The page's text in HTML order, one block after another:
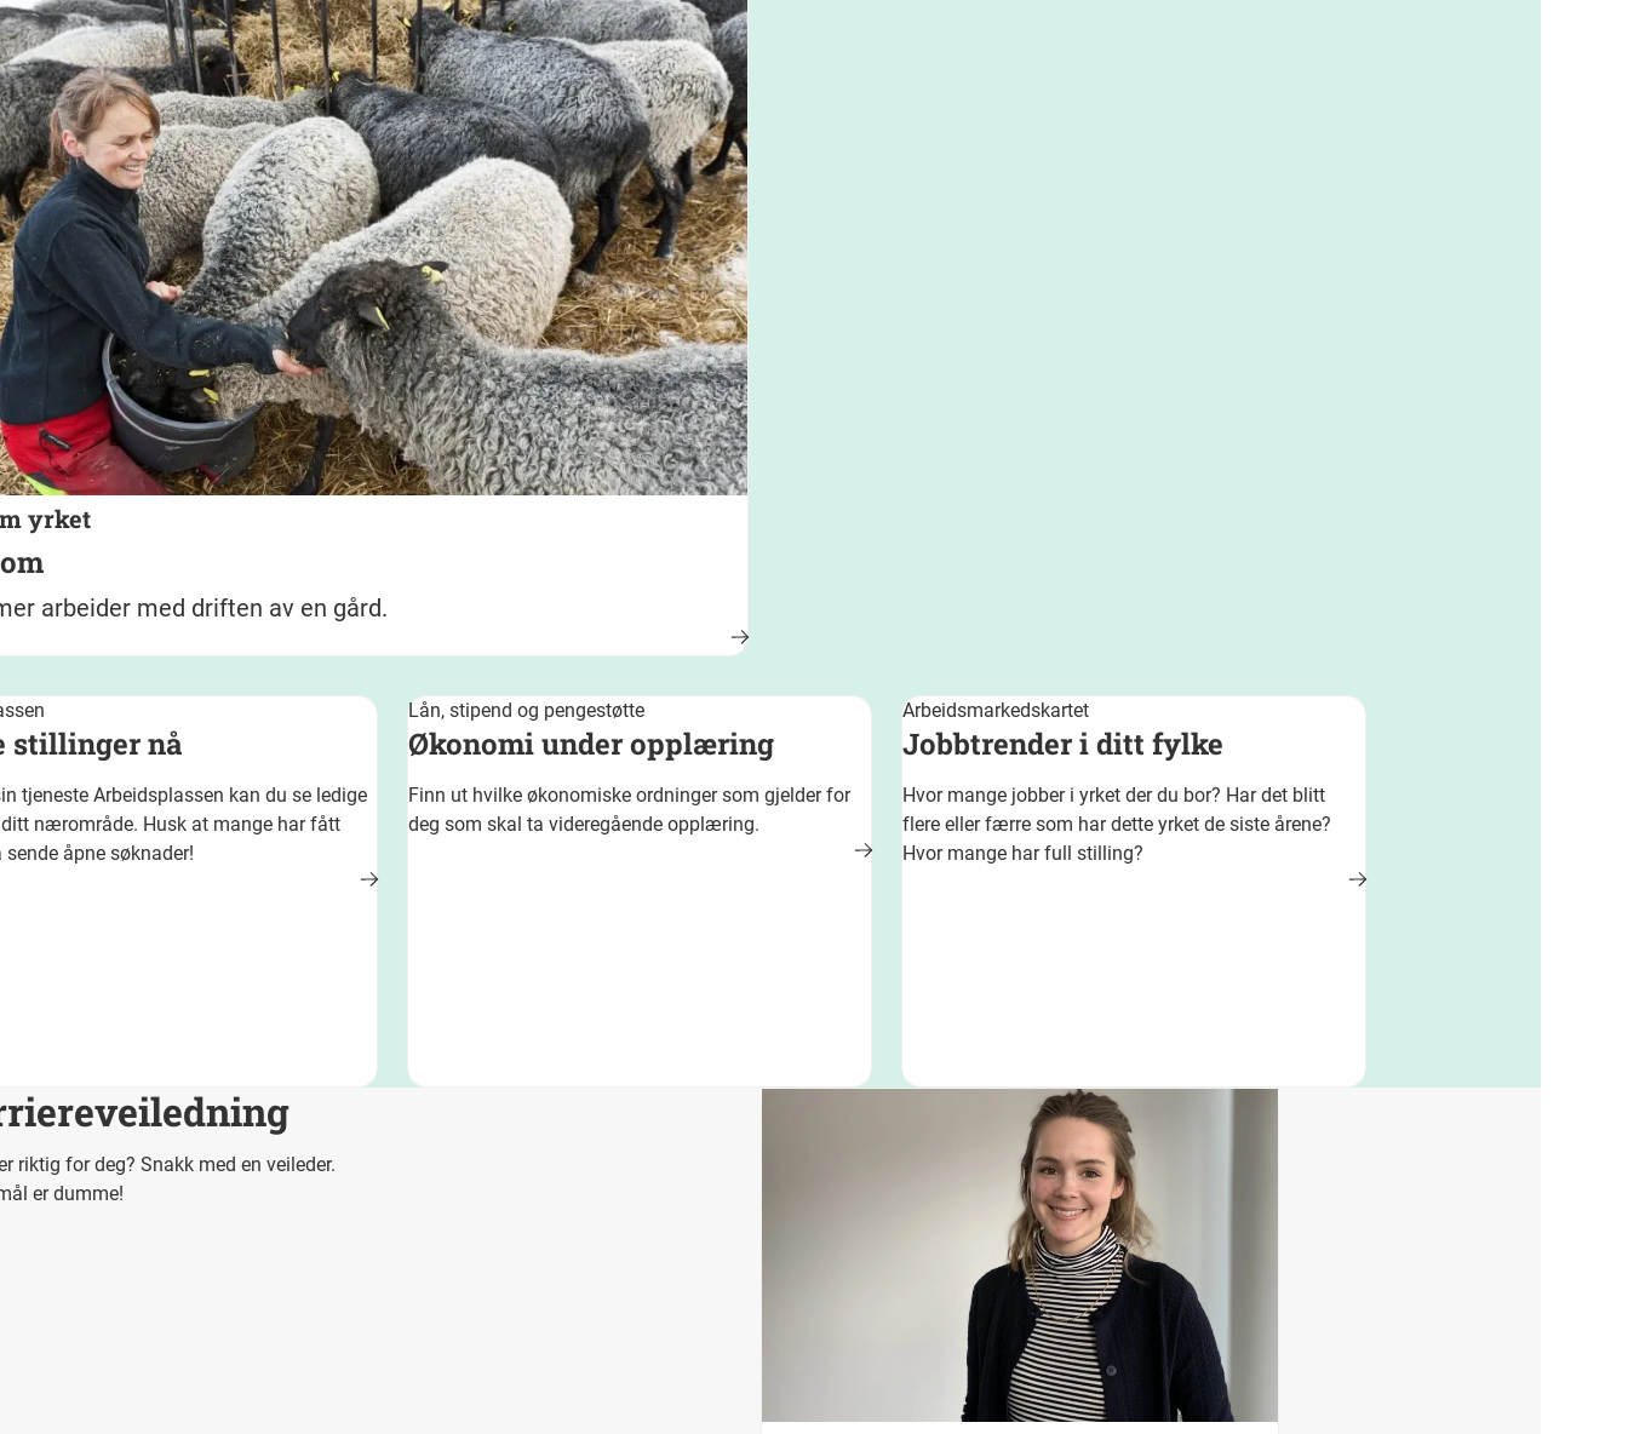
yrket
arbeider med driften av en gård.
stillinger nå
tjeneste Arbeidsplassen kan du se ledige
nærområde. Husk at mange har fått
sende åpne søknader!
Lån, stipend og pengestøtte
Økonomi under opplæring
Finn ut hvilke økonomiske ordninger som gjelder for
deg som skal ta videregående opplæring.
Arbeidsmarkedskartet
Jobbtrender i ditt fylke
Hvor mange jobber i yrket der du bor? Har det blitt
flere eller færre som har dette yrket de siste årene?
Hvor mange har full stilling?
riktig for deg? Snakk med en veileder.
er dumme!